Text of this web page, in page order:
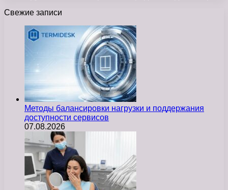
Свежие записи
Методы балансировки нагрузки и поддержания
доступности сервисов
07.08.2026